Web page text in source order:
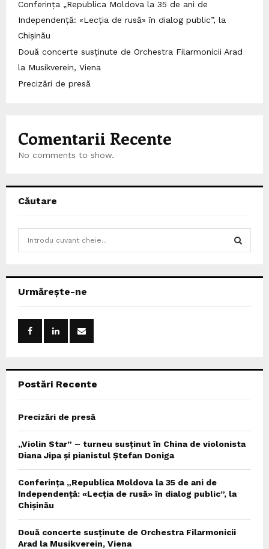
Conferința „Republica Moldova la 35 de ani de
Independență: «Lecția de rusă» în dialog public”, la
Chișinău
Două concerte susținute de Orchestra Filarmonicii Arad
la Musikverein, Viena
Precizări de presă
Comentarii Recente
No comments to show.
Căutare
h
Urmărește-ne
Postări Recente
Precizări de presă
„Violin Star” – turneu susținut în China de violonista
Diana Jipa și pianistul Ștefan Doniga
Conferința „Republica Moldova la 35 de ani de
Independență: «Lecția de rusă» în dialog public”, la
Chișinău
Două concerte susținute de Orchestra Filarmonicii
Arad la Musikverein, Viena